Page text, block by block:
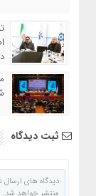
ثبت دیدگاه
دیدگاه های